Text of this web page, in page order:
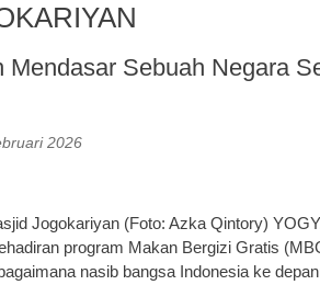
Sebuah Negara
2026
Jogokariyan (Foto: Azka Qintory)
program Makan Bergizi Gratis
nasib bangsa Indonesia ke